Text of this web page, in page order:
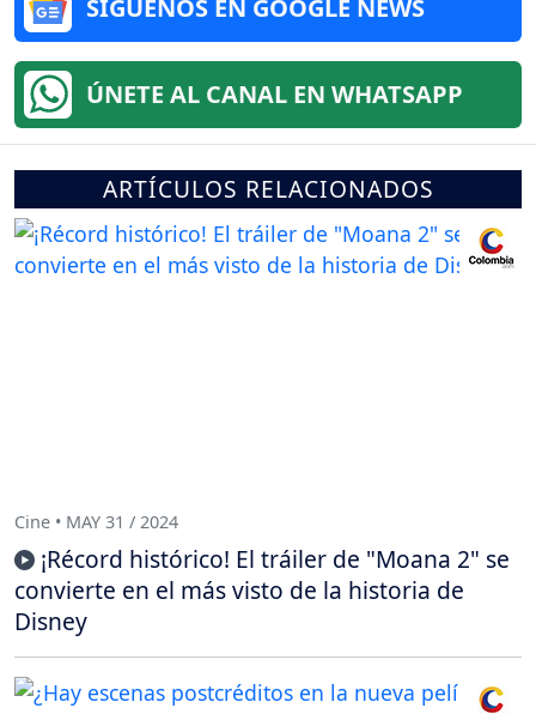
SÍGUENOS EN GOOGLE NEWS
ÚNETE AL CANAL EN WHATSAPP
ARTÍCULOS RELACIONADOS
Cine • MAY 31 / 2024
¡Récord histórico! El tráiler de "Moana 2" se
convierte en el más visto de la historia de
Disney